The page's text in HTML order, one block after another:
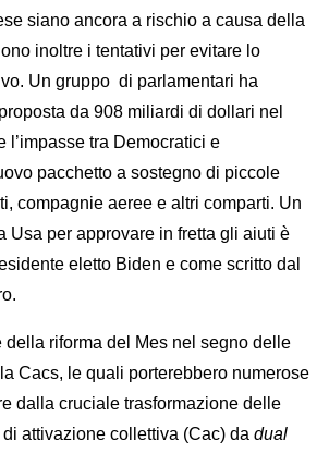
siano ancora a rischio a causa della
inoltre i tentativi per evitare lo
Un gruppo di parlamentari ha
da 908 miliardi di dollari nel
l’impasse tra Democratici e
pacchetto a sostegno di piccole
compagnie aeree e altri comparti. Un
Usa per approvare in fretta gli aiuti è
eletto Biden e come scritto dal
della riforma del Mes nel segno delle
Cacs, le quali porterebbero numerose
dalla cruciale trasformazione delle
attivazione collettiva (Cac) da dual